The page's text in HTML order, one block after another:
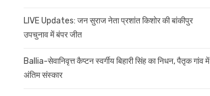
LIVE Updates: जन सुराज नेता प्रशांत किशोर की बांकीपुर
उपचुनाव में बंपर जीत
Ballia-सेवानिवृत्त कैप्टन स्वर्गीय बिहारी सिंह का निधन, पैतृक गांव में
अंतिम संस्कार